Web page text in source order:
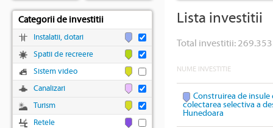
Lista investitii
Total investitii:
NUME INVESTITIE
Construirea de
colectarea selectiva a
Hunedoara
Categorii de investitii
Instalatii, dotari
Spatii de recreere
Sistem video
Canalizari
Turism
Retele